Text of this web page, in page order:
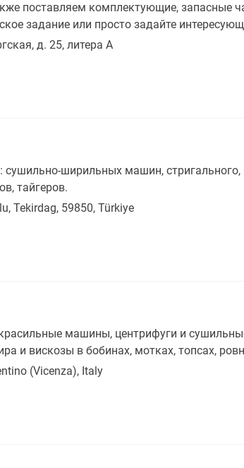
поставляем комплектующие, запасные
задание или просто задайте
д. 25, литера А
сушильно-ширильных машин, стригального,
тайгеров.
Tekirdag, 59850, Türkiye
машины, центрифуги и
и вискозы в бобинах, мотках, топсах,
(Vicenza), Italy